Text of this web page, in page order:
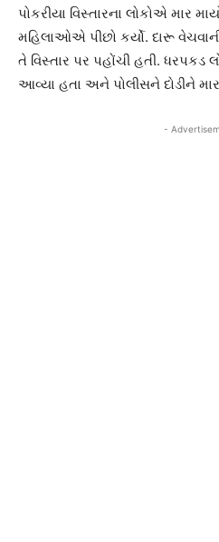
પોકરીયા વિસ્તારના લોકોએ માર
મહિલાઓએ પીછો કર્યો. દારૂ
તે વિસ્તાર પર પહોંચી હતી. ધરપકડ
આવ્યા હતા અને પોલીસને દોડીને
-